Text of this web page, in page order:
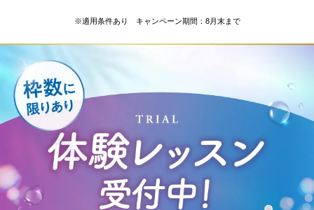
※適用条件あり キャンペーン期間：8月末まで